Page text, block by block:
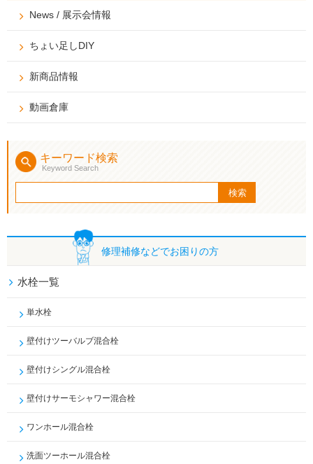
News / 展示会情報
ちょい足しDIY
新商品情報
動画倉庫
キーワード検索
Keyword Search
修理補修などでお困りの方
水栓一覧
単水栓
壁付けツーバルブ混合栓
壁付けシングル混合栓
壁付けサーモシャワー混合栓
ワンホール混合栓
洗面ツーホール混合栓